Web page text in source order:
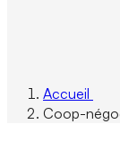
Accueil
Coop-